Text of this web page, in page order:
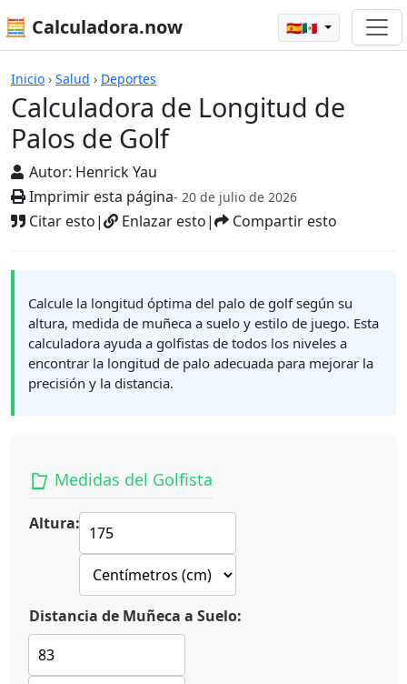
🧮 Calculadora.now 🇪🇸🇲🇽
Inicio › Salud › Deportes
Calculadora de Longitud de
Palos de Golf
Autor: Henrick Yau
Imprimir esta página- 20 de julio de 2026
Citar esto| Enlazar esto| Compartir esto
Calculadoras
Calcule la longitud óptima del palo de golf según su
altura, medida de muñeca a suelo y estilo de juego. Esta
calculadora ayuda a golfistas de todos los niveles a
encontrar la longitud de palo adecuada para mejorar la
precisión y la distancia.
Medidas del Golfista
Altura:
Distancia de Muñeca a Suelo: